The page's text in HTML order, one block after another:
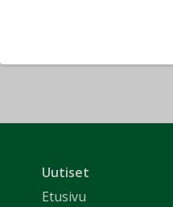
Uutiset
Etusivu